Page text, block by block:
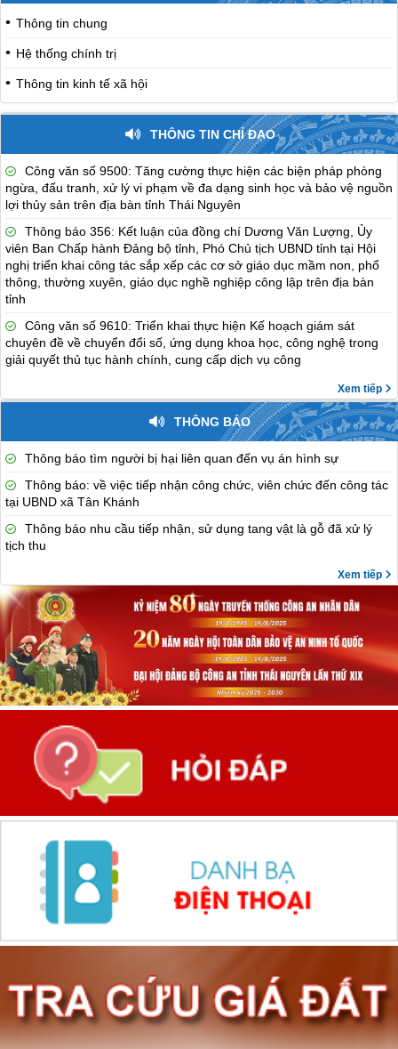
Thông tin chung
Hệ thống chính trị
Thông tin kinh tế xã hội
THÔNG TIN CHỈ ĐẠO
Công văn số 9500: Tăng cường thực hiện các biện pháp phòng
ngừa, đấu tranh, xử lý vi phạm về đa dạng sinh học và bảo vệ nguồn
lợi thủy sản trên địa bàn tỉnh Thái Nguyên
Thông báo 356: Kết luận của đồng chí Dương Văn Lượng, Ủy
viên Ban Chấp hành Đảng bộ tỉnh, Phó Chủ tịch UBND tỉnh tại Hội
nghị triển khai công tác sắp xếp các cơ sở giáo dục mầm non, phổ
thông, thường xuyên, giáo dục nghề nghiệp công lập trên địa bàn
tỉnh
Công văn số 9610: Triển khai thực hiện Kế hoạch giám sát
chuyên đề về chuyển đổi số, ứng dụng khoa học, công nghệ trong
giải quyết thủ tục hành chính, cung cấp dịch vụ công
Xem tiếp
THÔNG BÁO
Thông báo tìm người bị hại liên quan đến vụ án hình sự
Thông báo: về việc tiếp nhận công chức, viên chức đến công tác
tại UBND xã Tân Khánh
Thông báo nhu cầu tiếp nhận, sử dụng tang vật là gỗ đã xử lý
tịch thu
Xem tiếp